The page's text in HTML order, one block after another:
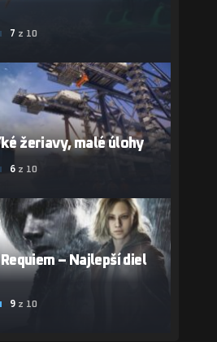
7 z 10
žeriavy, malé úlohy
6 z 10
– Najlepší diel
9 z 10